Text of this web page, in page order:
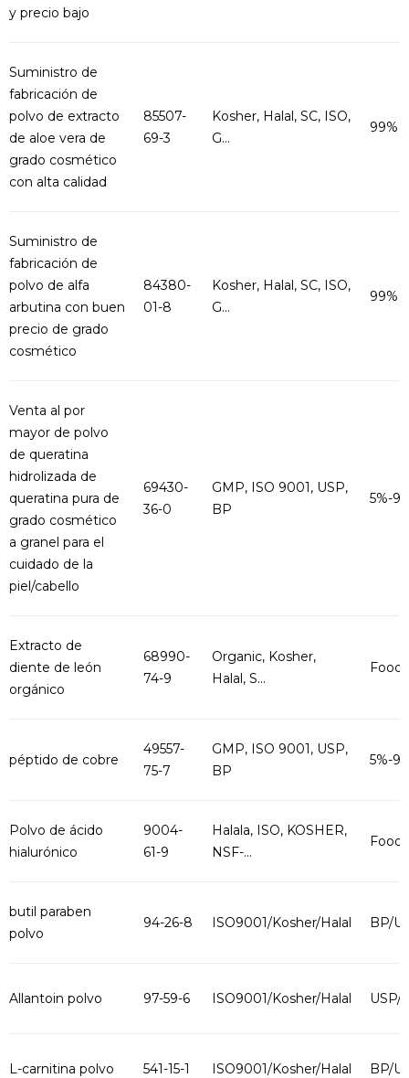
y precio bajo
Suministro de
fabricación de
polvo de extracto
de aloe vera de
grado cosmético
con alta calidad
85507-
69-3
Kosher, Halal, SC, ISO,
G...
99%
Suministro de
fabricación de
polvo de alfa
arbutina con buen
precio de grado
cosmético
84380-
01-8
Kosher, Halal, SC, ISO,
G...
99%
Venta al por
mayor de polvo
de queratina
hidrolizada de
queratina pura de
grado cosmético
a granel para el
cuidado de la
piel/cabello
69430-
36-0
GMP, ISO 9001, USP,
BP
5%-
Extracto de
diente de león
orgánico
68990-
74-9
Organic, Kosher,
Halal, S...
Food
péptido de cobre
49557-
75-7
GMP, ISO 9001, USP,
BP
5%-
Polvo de ácido
hialurónico
9004-
61-9
Halala, ISO, KOSHER,
NSF-...
Food
butil paraben
polvo
94-26-8 ISO9001/Kosher/Halal BP/
Allantoin polvo 97-59-6 ISO9001/Kosher/Halal USP/
L-carnitina polvo 541-15-1 ISO9001/Kosher/Halal BP/